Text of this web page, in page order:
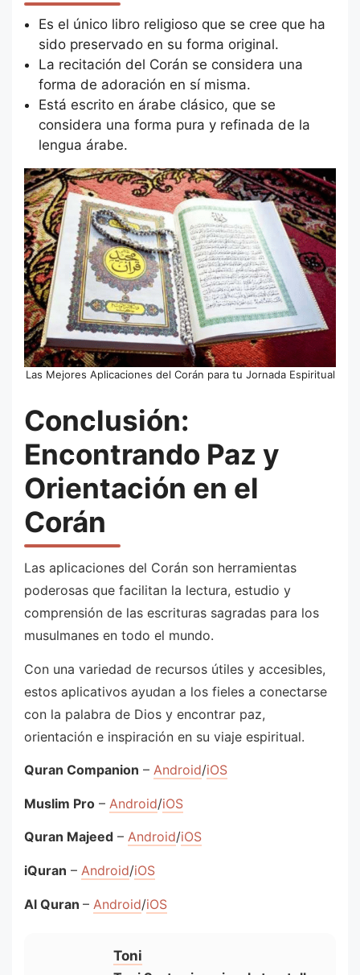
Es el único libro religioso que se cree que ha
sido preservado en su forma original.
La recitación del Corán se considera una
forma de adoración en sí misma.
Está escrito en árabe clásico, que se
considera una forma pura y refinada de la
lengua árabe.
Las Mejores Aplicaciones del Corán para tu Jornada Espiritual
Conclusión:
Encontrando Paz y
Orientación en el
Corán
Las aplicaciones del Corán son herramientas
poderosas que facilitan la lectura, estudio y
comprensión de las escrituras sagradas para los
musulmanes en todo el mundo.
Con una variedad de recursos útiles y accesibles,
estos aplicativos ayudan a los fieles a conectarse
con la palabra de Dios y encontrar paz,
orientación e inspiración en su viaje espiritual.
Quran Companion – Android/iOS
Muslim Pro – Android/iOS
Quran Majeed – Android/iOS
iQuran – Android/iOS
Al Quran – Android/iOS
Toni